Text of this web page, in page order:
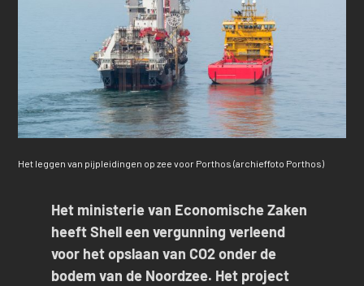
Het leggen van pijpleidingen op zee voor Porthos (archieffoto Porthos)
Het ministerie van Economische Zaken
heeft Shell een vergunning verleend
voor het opslaan van CO2 onder de
bodem van de Noordzee. Het project